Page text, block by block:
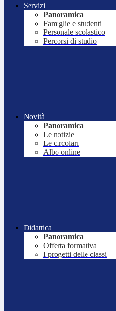
Servizi
Panoramica
Famiglie e studenti
Personale scolastico
Percorsi di studio
Novità
Panoramica
Le notizie
Le circolari
Albo online
Didattica
Panoramica
Offerta formativa
I progetti delle classi